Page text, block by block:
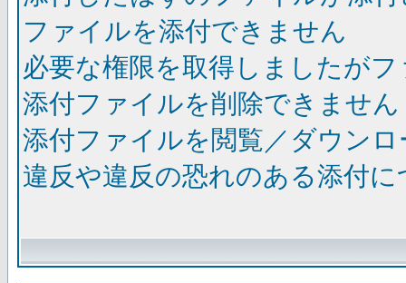
ファイルを添付できません
必要な権限を取得しましたが
添付ファイルを削除できません
添付ファイルを閲覧／ダウン
違反や違反の恐れのある添付